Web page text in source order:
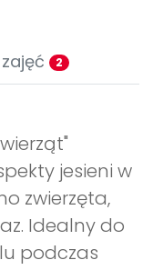
2
jesieni w
zwierzęta,
Idealny do
podczas